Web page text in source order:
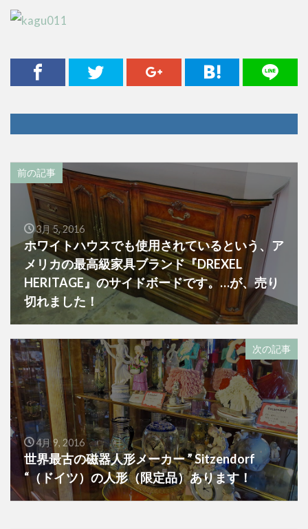
前の記事
3月 5, 2016
ホワイトハウスでも使用されているという、ア
メリカの最高級家具ブランド『DREXEL
HERITAGE』のサイドボードです。…が、売り
切れました！
次の記事
4月 9, 2016
世界最古の磁器人形メーカー ” Sitzendorf
“（ドイツ）の人形（限定品）あります！